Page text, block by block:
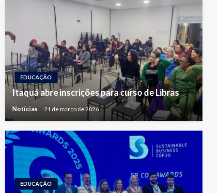
EDUCAÇÃO
Itaquá abre inscrições para curso de Libras
Notícias 21 de março de 2026
EDUCAÇÃO